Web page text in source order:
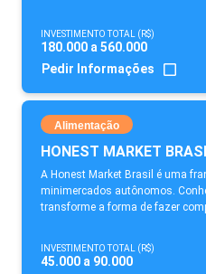
INVESTIMENTO TOTAL (R$)
180.000 a 560.000
Pedir Informações
Alimentação
HONEST MARKET
A Honest Market Brasil é uma
minimercados autônomos.
transforme a forma de fazer
INVESTIMENTO TOTAL (R$)
45.000 a 90.000